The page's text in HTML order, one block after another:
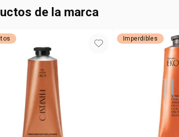
de la marca
Imperdibles